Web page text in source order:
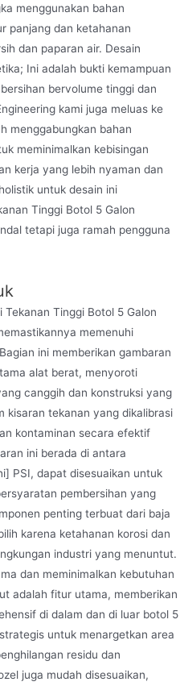
menggunakan bahan
panjang dan ketahanan
dan paparan air. Desain
Ini adalah bukti kemampuan
bervolume tinggi dan
kami juga meluas ke
menggabungkan bahan
meminimalkan kebisingan
kerja yang lebih nyaman dan
untuk desain ini
Tinggi Botol 5 Galon
tetapi juga ramah pengguna
Tinggi Botol 5 Galon
memenuhi
ini memberikan gambaran
alat berat, menyoroti
canggih dan konstruksi yang
kisaran tekanan yang dikalibrasi
kontaminan secara efektif
ini berada di antara
PSI, dapat disesuaikan untuk
pembersihan yang
penting terbuat dari baja
karena ketahanan korosi dan
industri yang menuntut.
dan meminimalkan kebutuhan
adalah fitur utama, memberikan
di dalam dan di luar botol 5
untuk menargetkan area
residu dan
juga mudah disesuaikan,